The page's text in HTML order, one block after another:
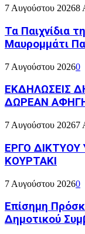
7 Αυγούστου 20268
Τα Παιχνίδια
Μαυρομμάτι
7 Αυγούστου 20260
ΕΚΔΗΛΩΣΕΙΣ
ΔΩΡΕΑΝ
7 Αυγούστου 20267
ΕΡΓΟ
ΚΟΥΡΤΑΚΙ
7 Αυγούστου 20260
Επίσημη
Δημοτικού